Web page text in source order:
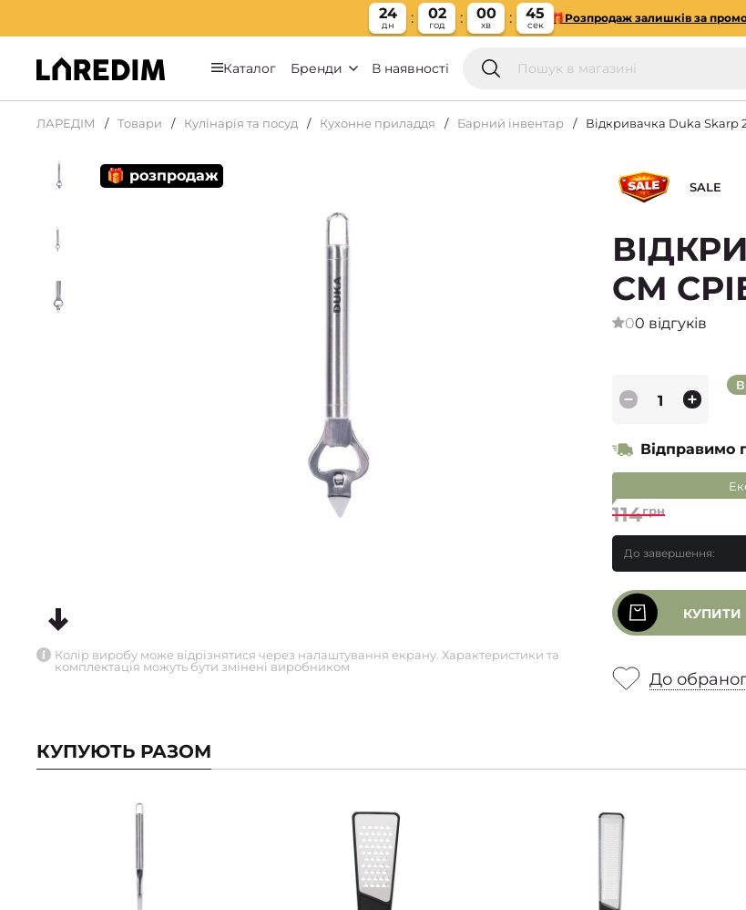
24
дн
02
год
00
хв
44
сек
🎁Розпродаж залишків за
Каталог Бренди В наявності
ЛАРЕДІМ Товари Кулінарія та посуд Кухонне приладдя Барний інвентар Відкривачка Duka Skarp
🎁 розпродаж
Колір виробу може відрізнятися через налаштування екрану. Характеристики та
комплектація можуть бути змінені виробником
SALE
СМ
00 відгуків
Відправимо
114грн
До завершення:
КУПИТИ
До
КУПУЮТЬ РАЗОМ